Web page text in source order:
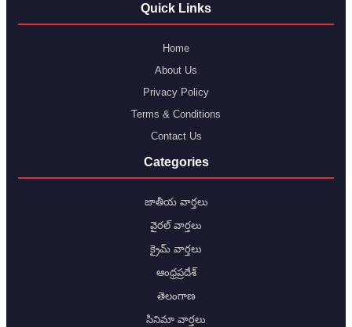
Quick Links
Home
About Us
Privacy Policy
Terms & Conditions
Contact Us
Categories
జాతీయ వార్తలు
వైరల్ వార్తలు
క్రైమ్ వార్తలు
ఆంధ్రప్రదేశ్
తెలంగాణ
సినిమా వార్తలు